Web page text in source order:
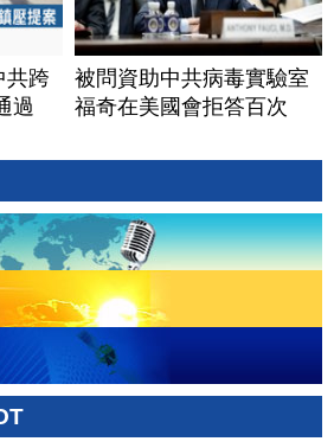
共跨
過
被問資助中共病毒實驗室
福奇在美國會拒答百次